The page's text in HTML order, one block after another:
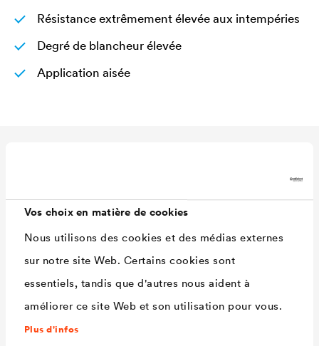
Vos choix en matière de cookies
Nous utilisons des cookies et des médias externes
sur notre site Web. Certains cookies sont
essentiels, tandis que d'autres nous aident à
améliorer ce site Web et son utilisation pour vous.
Plus d'infos
Résistance extrêmement élevée aux intempéries
Degré de blancheur élevée
Application aisée
techniques
90 - 110 ml/m²
Blanc
Conditionnements
Ready
1,0 L / 2,5 L